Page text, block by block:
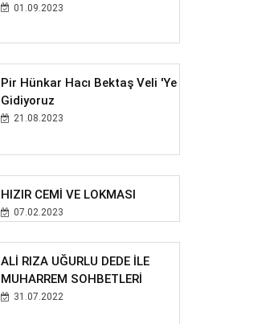
01.09.2023
Pir Hünkar Hacı Bektaş Veli 'ye
Gidiyoruz
21.08.2023
HIZIR CEMİ VE LOKMASI
07.02.2023
ALİ RIZA UĞURLU DEDE İLE
MUHARREM SOHBETLERİ
31.07.2022